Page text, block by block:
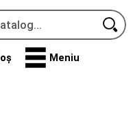
Meniu